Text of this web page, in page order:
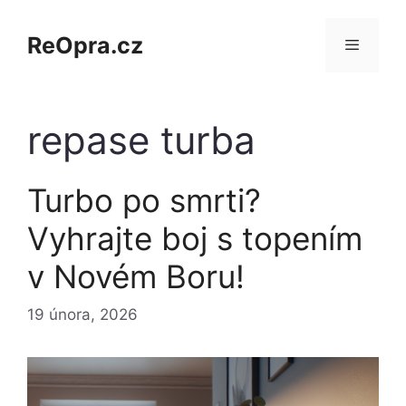
obsahReOpra.cz
repase turba
Turbo po smrti?
Vyhrajte boj s topením
v Novém Boru!
19 února, 2026